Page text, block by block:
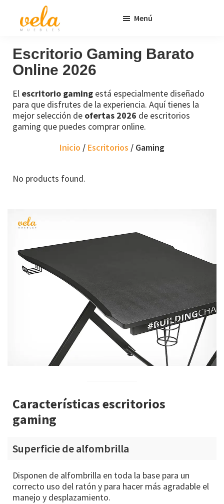
principal
página
Muebles
Baratos
Online
Outlet
Menú
Escritorio Gaming Barato
Online 2026
El escritorio gaming está especialmente diseñado
para que disfrutes de la experiencia. Aquí tienes la
mejor selección de ofertas 2026 de escritorios
gaming que puedes comprar online.
Inicio / Escritorios / Gaming
No products found.
Características escritorios
gaming
Superficie de alfombrilla
Disponen de alfombrilla en toda la base para un
correcto uso del ratón y para hacer más agradable el
manejo y desplazamiento.